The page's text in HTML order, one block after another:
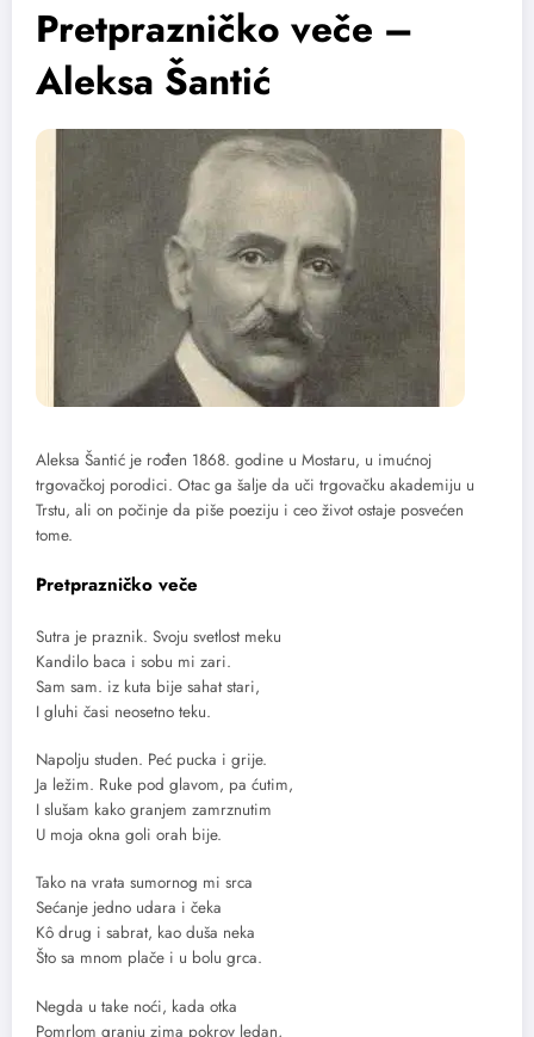
Pretprazničko veče –
Aleksa Šantić
Aleksa Šantić je rođen 1868. godine u Mostaru, u imućnoj
trgovačkoj porodici. Otac ga šalje da uči trgovačku akademiju u
Trstu, ali on počinje da piše poeziju i ceo život ostaje posvećen
tome.
Pretprazničko veče
Sutra je praznik. Svoju svetlost meku
Kandilo baca i sobu mi zari.
Sam sam. iz kuta bije sahat stari,
I gluhi časi neosetno teku.
Napolju studen. Peć pucka i grije.
Ja ležim. Ruke pod glavom, pa ćutim,
I slušam kako granjem zamrznutim
U moja okna goli orah bije.
Tako na vrata sumornog mi srca
Sećanje jedno udara i čeka
Kô drug i sabrat, kao duša neka
Što sa mnom plače i u bolu grca.
Negda u take noći, kada otka
Pomrlom granju zima pokrov ledan,